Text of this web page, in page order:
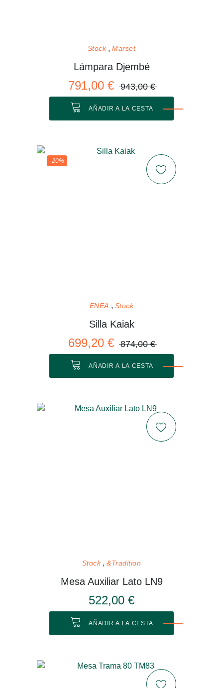
Stock Marset
Lámpara Djembé
791,00 € 943,00 €
AÑADIR A LA CESTA
-20%
ENEA Stock
Silla Kaiak
699,20 € 874,00 €
AÑADIR A LA CESTA
Stock &Tradition
Mesa Auxiliar Lato LN9
522,00 €
AÑADIR A LA CESTA